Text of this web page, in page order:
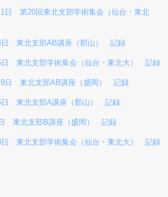
第20回東北支部学術集会（仙台・東北
東北支部AB講座（郡山） 記録
東北支部学術集会（仙台・東北大） 記録
東北支部AB講座（盛岡） 記録
東北支部A講座（郡山） 記録
東北支部B講座（盛岡） 記録
東北支部学術集会（仙台・東北大） 記録